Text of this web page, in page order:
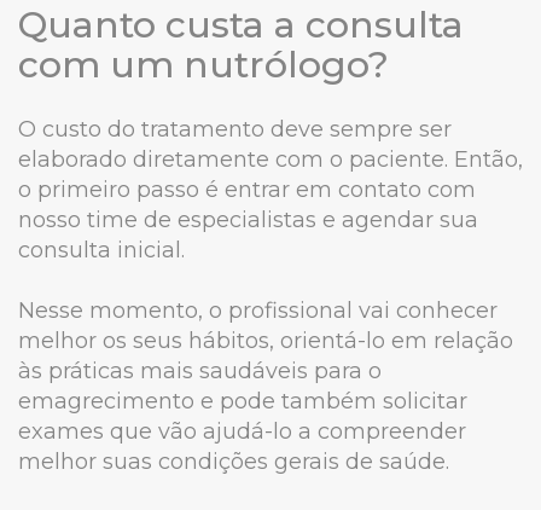
Quanto custa a consulta
com um nutrólogo?
O custo do tratamento deve sempre ser
elaborado diretamente com o paciente. Então,
o primeiro passo é entrar em contato com
nosso time de especialistas e agendar sua
consulta inicial.
Nesse momento, o profissional vai conhecer
melhor os seus hábitos, orientá-lo em relação
às práticas mais saudáveis para o
emagrecimento e pode também solicitar
exames que vão ajudá-lo a compreender
melhor suas condições gerais de saúde.